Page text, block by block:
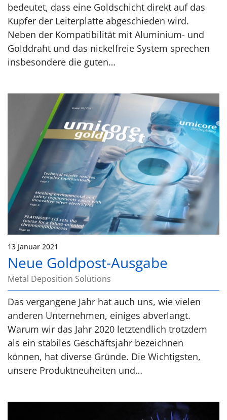
bedeutet, dass eine Goldschicht direkt auf das
Kupfer der Leiterplatte abgeschieden wird.
Neben der Kompatibilität mit Aluminium- und
Golddraht und das nickelfreie System sprechen
insbesondere die guten…
13 Januar 2021
Neue Goldpost-Ausgabe
Metal Deposition Solutions
Das vergangene Jahr hat auch uns, wie vielen
anderen Unternehmen, einiges abverlangt.
Warum wir das Jahr 2020 letztendlich trotzdem
als ein stabiles Geschäftsjahr bezeichnen
können, hat diverse Gründe. Die Wichtigsten,
unsere Produktneuheiten und…